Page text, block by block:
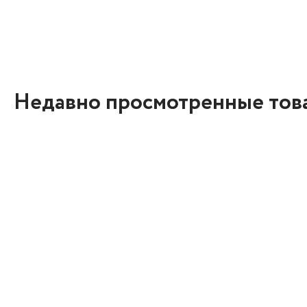
Недавно просмотренные